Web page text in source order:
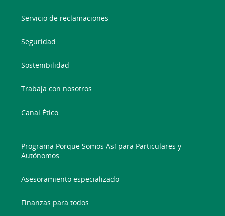
Servicio de reclamaciones
Seguridad
Sostenibilidad
Trabaja con nosotros
Canal Ético
Programa Porque Somos Así para Particulares y
Autónomos
Asesoramiento especializado
Finanzas para todos